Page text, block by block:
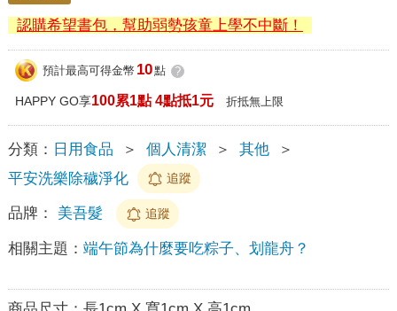
認購希望書包，幫助弱勢孩童上學不中斷！
預計最高可得金幣 10點 ?
HAPPY GO享100累1點 4點抵1元 折抵無上限
分類： 日用食品 ＞ 個人清潔 ＞ 其他
＞
平安洗樂除穢淨化
追蹤
品牌： 美吾髮 追蹤
相關主題： 端午節為什麼要吃粽子、划龍舟？